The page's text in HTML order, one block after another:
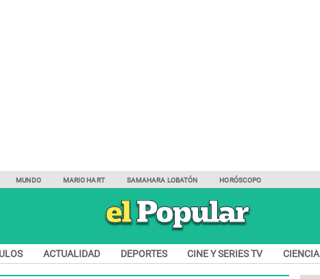
MUNDO MARIO HART SAMAHARA LOBATÓN HORÓSCOPO
ACTUALIDAD DEPORTES CINE Y SERIES TV CIENCIA